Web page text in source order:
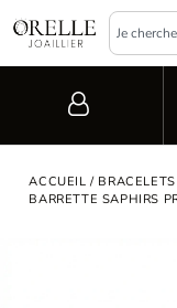
ACCUEIL / BRACELETS
BARRETTE SAPHIRS